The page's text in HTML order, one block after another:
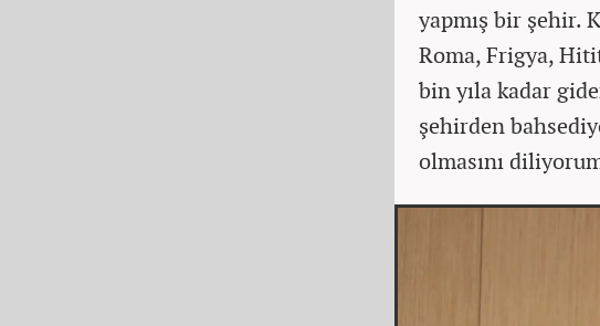
yapmış bir şehir.
Roma, Frigya,
bin yıla kadar
şehirden
olmasını